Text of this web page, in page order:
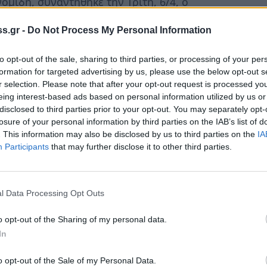
- Do Not Process My Personal Information
opt-out of the sale, sharing to third parties, or processing of your
for targeted advertising by us, please use the below opt-out
selection. Please note that after your opt-out request is processed
interest-based ads based on personal information utilized by us
to third parties prior to your opt-out. You may separately
of your personal information by third parties on the IAB’s list of
This information may also be disclosed by us to third parties on the
Participants that may further disclose it to other third parties.
Data Processing Opt Outs
opt-out of the Sharing of my personal data.
opt-out of the Sale of my Personal Data.
απασχολούν τη λακωνική εκπαιδευτική
τηςεκπαιδευτικής διαδικασίας εν
Σχολείου, με όλες τις παραμέτρους
μαθητές.
στην συνάντηση του Διευθυντή
Σχολείο.
ο κ. Δαβάκης επικοινώνησε δύο